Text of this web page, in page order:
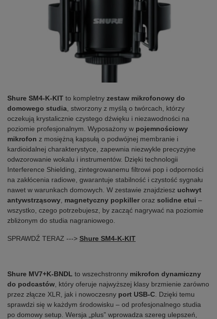
Shure SM4-K-KIT to kompletny zestaw mikrofonowy do
domowego studia , stworzony z myślą o twórcach, którzy
oczekują krystalicznie czystego dźwięku i niezawodności na
poziomie profesjonalnym. Wyposażony w pojemnościowy
mikrofon z mosiężną kapsułą o podwójnej membranie i
kardioidalnej charakterystyce, zapewnia niezwykle precyzyjne
odwzorowanie wokalu i instrumentów. Dzięki technologii
Interference Shielding, zintegrowanemu filtrowi pop i odporności
na zakłócenia radiowe, gwarantuje stabilność i czystość sygnału
nawet w warunkach domowych. W zestawie znajdziesz uchwyt
antywstrząsowy magnetyczny popkiller oraz solidne etui –
wszystko, czego potrzebujesz, by zacząć nagrywać na poziomie
zbliżonym do studia nagraniowego.
SPRAWDŹ TERAZ ---> Shure SM4-K-KIT
Shure MV7+K-BNDL to wszechstronny mikrofon dynamiczny
do podcastów , który oferuje najwyższej klasy brzmienie zarówno
przez złącze XLR, jak i nowoczesny port USB-C . Dzięki temu
sprawdzi się w każdym środowisku – od profesjonalnego studia
po domowy setup. Wersja „plus” wprowadza szereg ulepszeń,